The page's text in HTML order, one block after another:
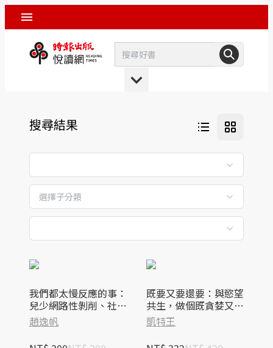
搜尋結果
選擇子分類
我們都太慢反應的事：
兒少網路性剝削、社群
恐慌、網路霸凌，拉起
孩子的數位界線
趙逸帆
既要又要還要：與慾望
共生，做個既貪婪又可
愛的女人
凱特王